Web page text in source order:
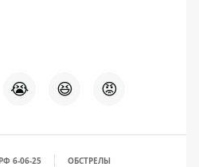
😭 😆 😡
6-06-25 ОБСТРЕЛЫ